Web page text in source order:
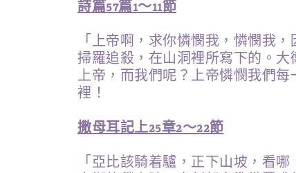
詩篇57篇1～11節
「上帝啊，求你憐憫我，憐憫我
掃羅追殺，在山洞裡所寫下的。
上帝，而我們呢？上帝憐憫我們
裡！
撒母耳記上25章2～22節
「亞比該騎着驢，正下山坡，看